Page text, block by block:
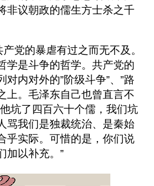
非议朝政的儒生方士杀之千
党的暴虐有过之而无不及。
学是斗争的哲学。共产党的
内对外的”阶级斗争”、”路
上。毛泽东自己也曾直言不
坑了四百六十个儒，我们坑
骂我们是独裁统治、是秦始
乎实际。可惜的是，你们说
加以补充。”